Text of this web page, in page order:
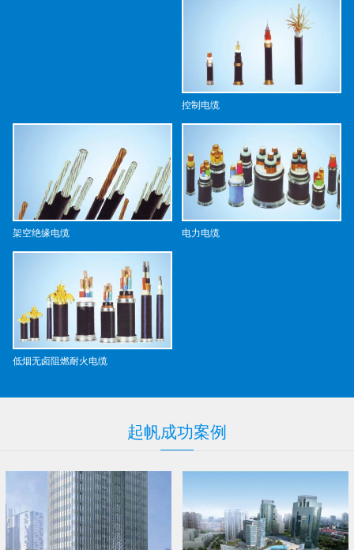
控制电缆
架空绝缘电缆 电力电缆
低烟无卤阻燃耐火电缆
起帆成功案例